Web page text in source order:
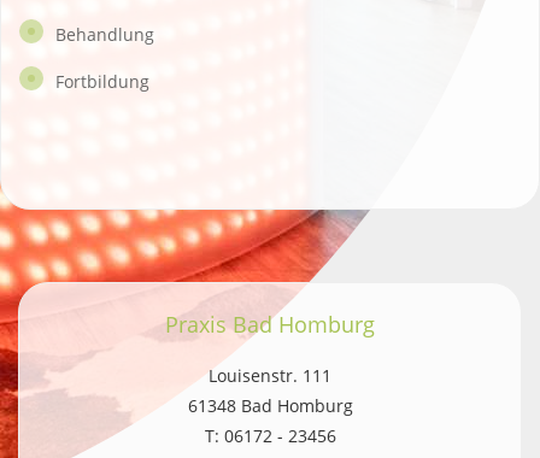
Behandlung
Fortbildung
Praxis Bad Homburg
Louisenstr. 111
61348 Bad Homburg
T: 06172 - 23456